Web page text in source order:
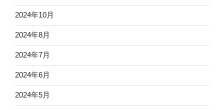
2024年10月
2024年8月
2024年7月
2024年6月
2024年5月